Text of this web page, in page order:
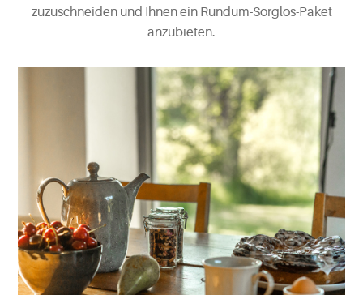
zuzuschneiden und Ihnen ein Rundum-Sorglos-Paket
anzubieten.